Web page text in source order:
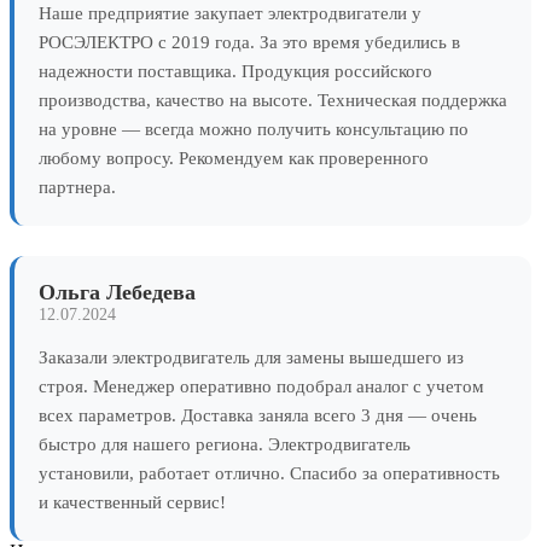
Наше предприятие закупает электродвигатели у
РОСЭЛЕКТРО с 2019 года. За это время убедились в
надежности поставщика. Продукция российского
производства, качество на высоте. Техническая поддержка
на уровне — всегда можно получить консультацию по
любому вопросу. Рекомендуем как проверенного
партнера.
Ольга Лебедева
12.07.2024
Заказали электродвигатель для замены вышедшего из
строя. Менеджер оперативно подобрал аналог с учетом
всех параметров. Доставка заняла всего 3 дня — очень
быстро для нашего региона. Электродвигатель
установили, работает отлично. Спасибо за оперативность
и качественный сервис!